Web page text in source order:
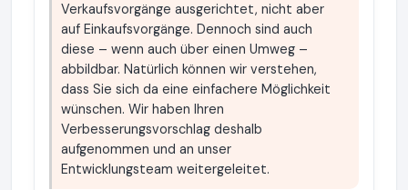
Verkaufsvorgänge ausgerichtet, nicht aber
auf Einkaufsvorgänge. Dennoch sind auch
diese – wenn auch über einen Umweg –
abbildbar. Natürlich können wir verstehen,
dass Sie sich da eine einfachere Möglichkeit
wünschen. Wir haben Ihren
Verbesserungsvorschlag deshalb
aufgenommen und an unser
Entwicklungsteam weitergeleitet.